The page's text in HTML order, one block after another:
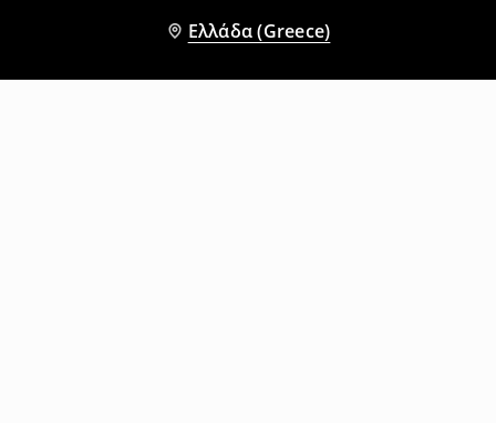
Ελλάδα (Greece)